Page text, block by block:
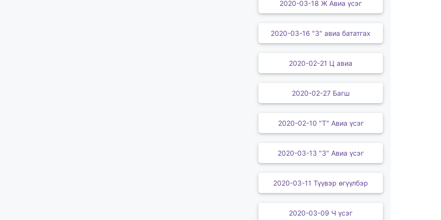
2020-03-18 Ж Авиа үсэг
2020-03-16 "З" авиа бататгах
2020-02-21 Ц авиа
2020-02-27 Багш
2020-02-10 "Т" Авиа үсэг
2020-03-13 "З" Авиа үсэг
2020-03-11 Түүвэр өгүүлбэр
2020-03-09 Ч үсэг